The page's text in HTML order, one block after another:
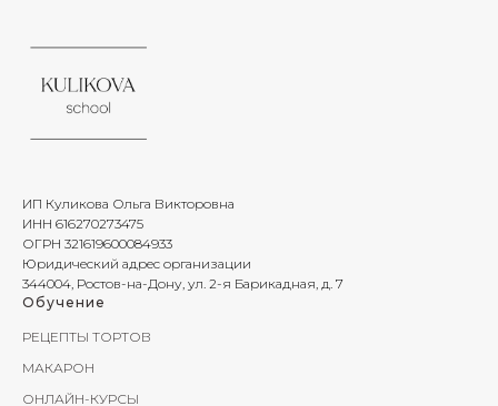
ИП Куликова Ольга Викторовна
ИНН 616270273475
ОГРН 321619600084933
Юридический адрес организации
344004, Ростов-на-Дону, ул. 2-я Барикадная, д. 7
Обучение
РЕЦЕПТЫ ТОРТОВ
МАКАРОН
ОНЛАЙН-КУРСЫ